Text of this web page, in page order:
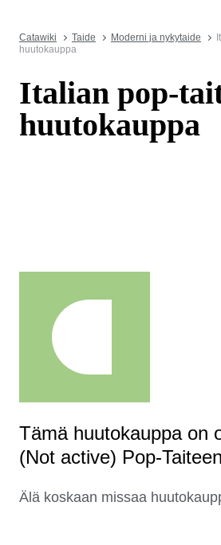
Catawiki Taide Moderni ja nykytaide
huutokauppa
Italian pop-
huutokauppa
Tämä huutokauppa on
(Not active) Pop-Taiteen
Älä koskaan missaa